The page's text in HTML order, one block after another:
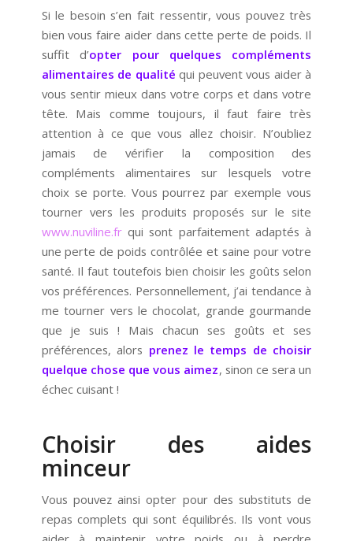
Si le besoin s’en fait ressentir, vous pouvez très
bien vous faire aider dans cette perte de poids. Il
suffit d’opter pour quelques compléments
alimentaires de qualité qui peuvent vous aider à
vous sentir mieux dans votre corps et dans votre
tête. Mais comme toujours, il faut faire très
attention à ce que vous allez choisir. N’oubliez
jamais de vérifier la composition des
compléments alimentaires sur lesquels votre
choix se porte. Vous pourrez par exemple vous
tourner vers les produits proposés sur le site
www.nuviline.frqui sont parfaitement adaptés à
une perte de poids contrôlée et saine pour votre
santé. Il faut toutefois bien choisir les goûts selon
vos préférences. Personnellement, j’ai tendance à
me tourner vers le chocolat, grande gourmande
que je suis ! Mais chacun ses goûts et ses
préférences, alors prenez le temps de choisir
quelque chose que vous aimez, sinon ce sera un
échec cuisant !
Choisir des aides
minceur
Vous pouvez ainsi opter pour des substituts de
repas complets qui sont équilibrés. Ils vont vous